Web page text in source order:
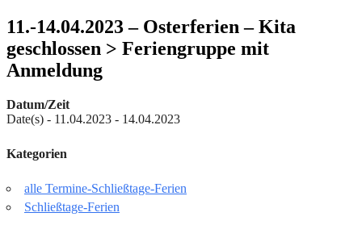
11.-14.04.2023 – Osterferien – Kita
geschlossen > Feriengruppe mit
Anmeldung
Datum/Zeit
Date(s) - 11.04.2023 - 14.04.2023
Kategorien
alle Termine-Schließtage-Ferien
Schließtage-Ferien